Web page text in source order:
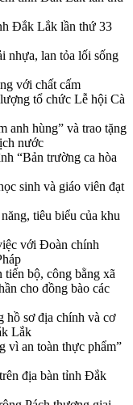
Đắk Lắk lần thứ 33
nhựa, lan tỏa lối sống
với chất cấm
tổ chức Lễ hội Cà
anh hùng” và trao tặng
nước
“Bản trường ca hòa
sinh và giáo viên đạt
tiêu biểu của khu
với Đoàn chính
bộ, công bằng xã
cho đồng bào các
hồ sơ địa chính và cơ
Lắk
vì an toàn thực phẩm”
địa bàn tỉnh Đắk